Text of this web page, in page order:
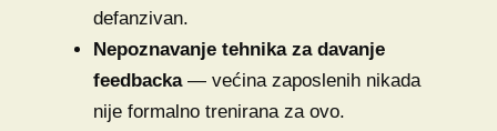
defanzivan.
Nepoznavanje tehnika za davanje
feedbacka— većina zaposlenih nikada
nije formalno trenirana za ovo.